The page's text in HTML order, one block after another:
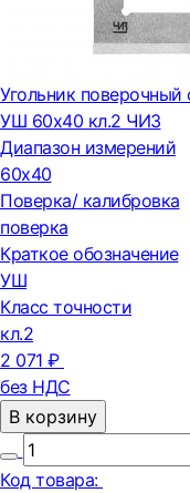
Угольник
УШ 60х40 кл.2 ЧИЗ
Диапазон измерений
60х40
Поверка/ калибровка
поверка
Краткое обозначение
УШ
Класс точности
кл.2
2 071 ₽
без НДС
В корзину
Код товара: